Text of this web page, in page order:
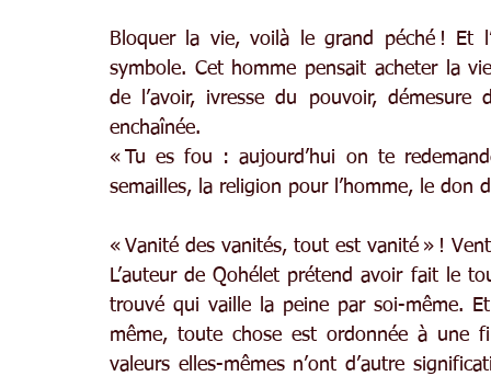
Bloquer la vie, voilà le grand péché ! Et
symbole. Cet homme pensait acheter la
de l’avoir, ivresse du pouvoir,
enchaînée.
« Tu es fou : aujourd’hui on te
semailles, la religion pour l’homme, le don
« Vanité des vanités, tout est vanité » !
L’auteur de Qohélet prétend avoir fait le
trouvé qui vaille la peine par soi-même.
même, toute chose est ordonnée à une
valeurs elles-mêmes n’ont d’autre